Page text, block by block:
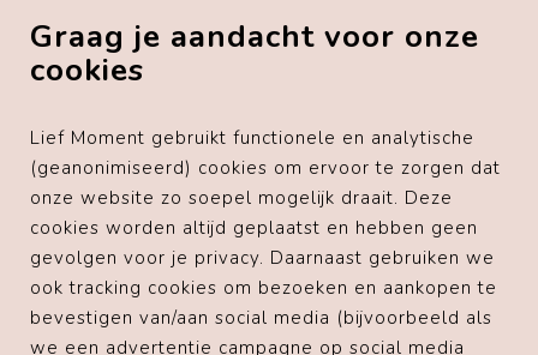
Privacybeleid
Cookiebeleid
Disclaimer
Voorgaande klanten
" Top!! Super netjes verpakt en echt een feestje om
uit te pakken. Service is ook heel goed. Gemakkelijk
contact kunnen maken met de eigenaresse en snelle
reactie ontvangen. Lisanne zorgt er echt voor dat
Graag je aandacht voor onze
cookies
Lief Moment gebruikt functionele en analytische
(geanonimiseerd) cookies om ervoor te zorgen dat
onze website zo soepel mogelijk draait. Deze
cookies worden altijd geplaatst en hebben geen
gevolgen voor je privacy. Daarnaast gebruiken we
ook tracking cookies om bezoeken en aankopen te
bevestigen van/aan social media (bijvoorbeeld als
we een advertentie campagne op social media